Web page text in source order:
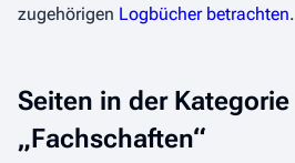
zugehörigen Logbücher betrachten.
Seiten in der Kategorie
„Fachschaften“